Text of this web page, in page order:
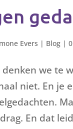
Evers | Blog |
denken we te
niet. En je
En dat